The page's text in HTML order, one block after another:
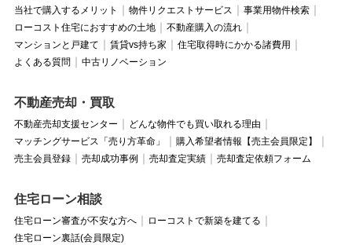
当社で購入するメリット
物件リクエストサービス
事業用物件検索
ローコスト住宅におすすめの土地
不動産購入の流れ
マンションと戸建て
賃貸vs持ち家
住宅取得時にかかる諸費用
よくある質問
中古リノベーション
不動産売却・買取
不動産売却支援センター
どんな物件でも買い取れる理由
マッチングサービス「売り方革命」
購入希望者情報【売主会員限定】
売主会員登録
売却成功事例 売却査定実績 売却査定依頼フォーム
住宅ローン相談
住宅ローン審査が不安な方へ
ローコストで新築を建てる
住宅ローン裏話(会員限定)